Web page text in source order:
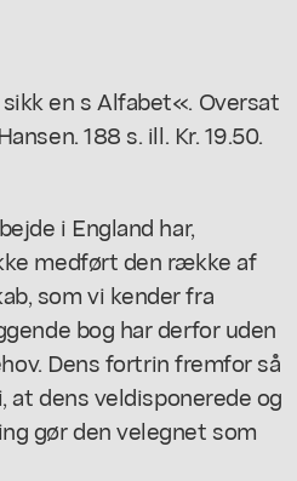
sikk en s Alfabet«. Oversat
188 s. ill. Kr. 19.50.
i England har,
medført den række af
som vi kender fra
bog har derfor uden
Dens fortrin fremfor så
at dens veldisponerede og
gør den velegnet som